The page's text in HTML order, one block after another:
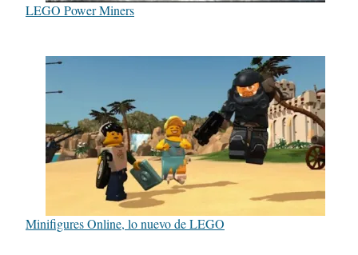
LEGO Power Miners
Minifigures Online, lo nuevo de LEGO